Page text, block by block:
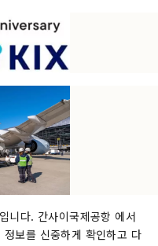
니다. 간사이국제공항 에서
보를 신중하게 확인하고 다